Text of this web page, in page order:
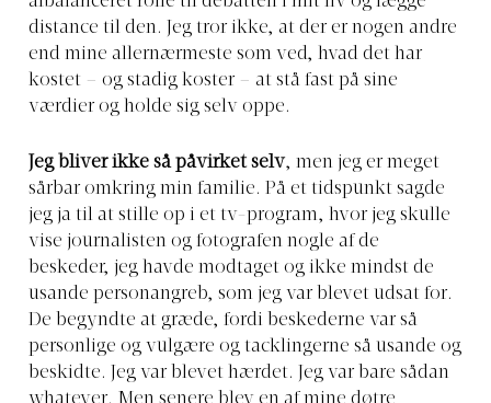
distance til den. Jeg tror ikke, at der er nogen andre
end mine allernærmeste som ved, hvad det har
kostet – og stadig koster – at stå fast på sine
værdier og holde sig selv oppe.
Jeg bliver ikke så påvirket selv, men jeg er meget
sårbar omkring min familie. På et tidspunkt sagde
jeg ja til at stille op i et tv-program, hvor jeg skulle
vise journalisten og fotografen nogle af de
beskeder, jeg havde modtaget og ikke mindst de
usande personangreb, som jeg var blevet udsat for.
De begyndte at græde, fordi beskederne var så
personlige og vulgære og tacklingerne så usande og
beskidte. Jeg var blevet hærdet. Jeg var bare sådan
whatever. Men senere blev en af mine døtre